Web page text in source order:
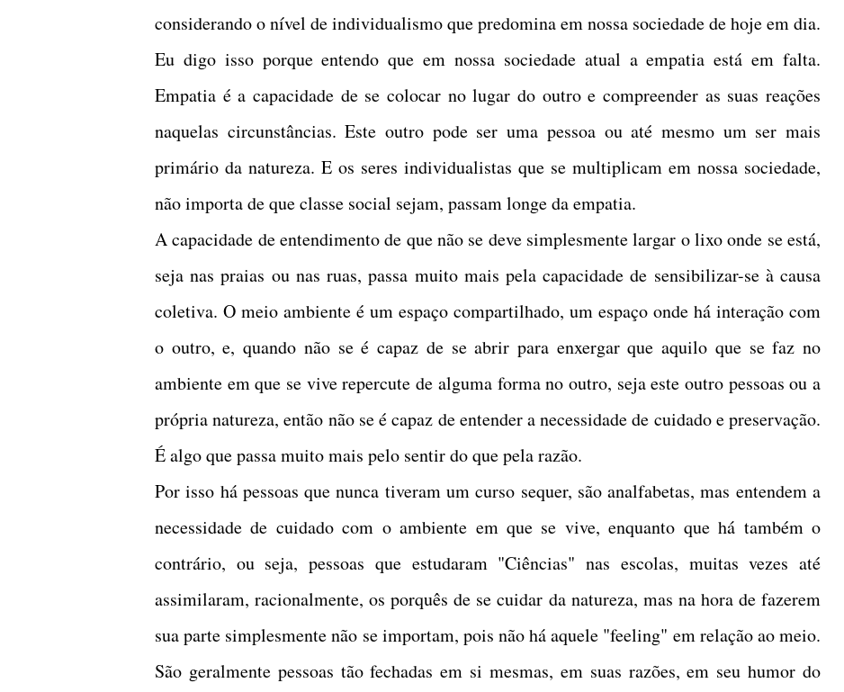
considerando o nível de individualismo que predomina em nossa sociedade de hoje em dia.
Eu digo isso porque entendo que em nossa sociedade atual a empatia está em falta.
Empatia é a capacidade de se colocar no lugar do outro e compreender as suas reações
naquelas circunstâncias. Este outro pode ser uma pessoa ou até mesmo um ser mais
primário da natureza. E os seres individualistas que se multiplicam em nossa sociedade,
não importa de que classe social sejam, passam longe da empatia.
A capacidade de entendimento de que não se deve simplesmente largar o lixo onde se está,
seja nas praias ou nas ruas, passa muito mais pela capacidade de sensibilizar-se à causa
coletiva. O meio ambiente é um espaço compartilhado, um espaço onde há interação com
o outro, e, quando não se é capaz de se abrir para enxergar que aquilo que se faz no
ambiente em que se vive repercute de alguma forma no outro, seja este outro pessoas ou a
própria natureza, então não se é capaz de entender a necessidade de cuidado e preservação.
É algo que passa muito mais pelo sentir do que pela razão.
Por isso há pessoas que nunca tiveram um curso sequer, são analfabetas, mas entendem a
necessidade de cuidado com o ambiente em que se vive, enquanto que há também o
contrário, ou seja, pessoas que estudaram "Ciências" nas escolas, muitas vezes até
assimilaram, racionalmente, os porquês de se cuidar da natureza, mas na hora de fazerem
sua parte simplesmente não se importam, pois não há aquele "feeling" em relação ao meio.
São geralmente pessoas tão fechadas em si mesmas, em suas razões, em seu humor do